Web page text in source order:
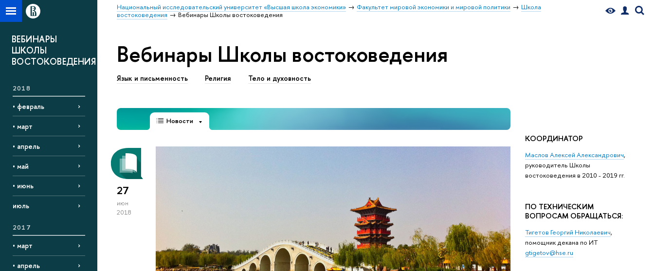
Национальный исследовательский университет «Высшая школа экономики» Факультет мировой экономики и мировой политики
Школа
востоковедения
Вебинары Школы востоковедения
ВЕБИНАРЫ
ШКОЛЫ
ВОСТОКОВЕДЕНИЯ
2018
• февраль
• март
• апрель
• май
• июнь
июль
2017
• март
• апрель
Вебинары Школы востоковедения
Язык и письменность Религия Тело и духовность
КООРДИНАТОР
Маслов Алексей Александрович,
руководитель Школы
востоковедения в 2010 - 2019 гг.
ПО ТЕХНИЧЕСКИМ
ВОПРОСАМ ОБРАЩАТЬСЯ:
Тигетов Георгий Николаевич,
помощник декана по ИТ
gtigetov@hse.ru
Новости
27
июн
2018